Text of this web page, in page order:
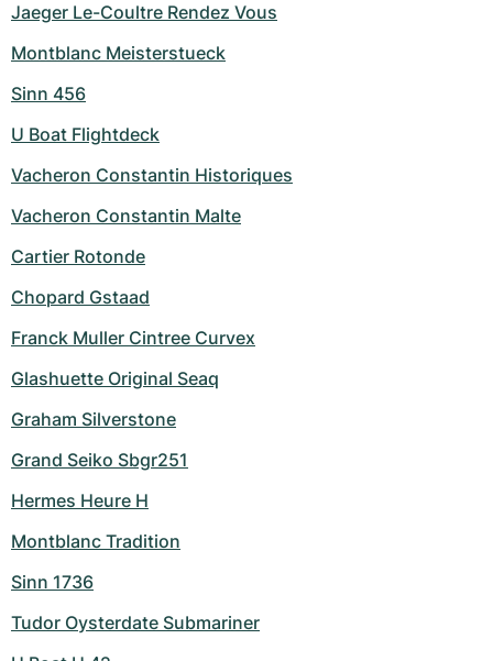
Jaeger Le-Coultre Rendez Vous
Montblanc Meisterstueck
Sinn 456
U Boat Flightdeck
Vacheron Constantin Historiques
Vacheron Constantin Malte
Cartier Rotonde
Chopard Gstaad
Franck Muller Cintree Curvex
Glashuette Original Seaq
Graham Silverstone
Grand Seiko Sbgr251
Hermes Heure H
Montblanc Tradition
Sinn 1736
Tudor Oysterdate Submariner